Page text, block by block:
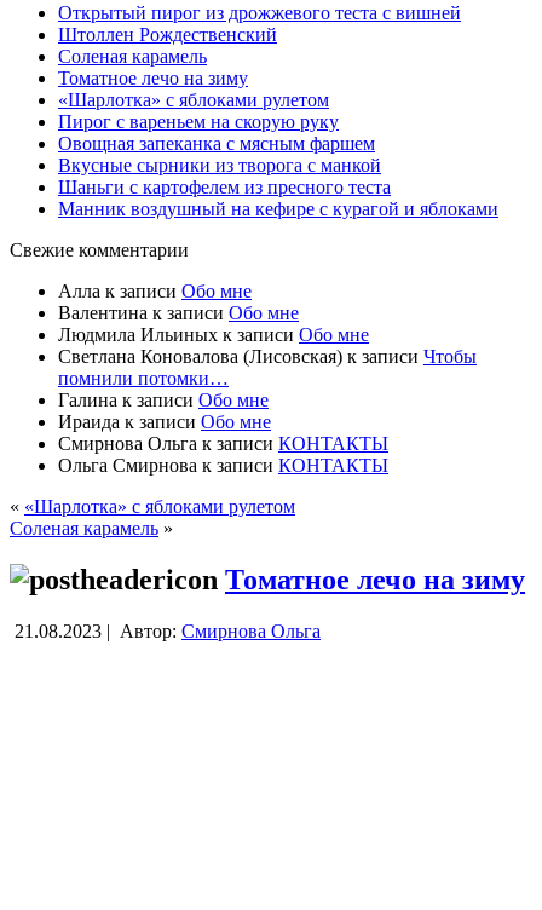
Открытый пирог из дрожжевого теста с вишней
Штоллен Рождественский
Соленая карамель
Томатное лечо на зиму
«Шарлотка» с яблоками рулетом
Пирог с вареньем на скорую руку
Овощная запеканка с мясным фаршем
Вкусные сырники из творога с манкой
Шаньги с картофелем из пресного теста
Манник воздушный на кефире с курагой и яблоками
Свежие комментарии
Алла к записи Обо мне
Валентина к записи Обо мне
Людмила Ильиных к записи Обо мне
Светлана Коновалова (Лисовская) к записи Чтобы
помнили потомки…
Галина к записи Обо мне
Ираида к записи Обо мне
Смирнова Ольга к записи КОНТАКТЫ
Ольга Смирнова к записи КОНТАКТЫ
« «Шарлотка» с яблоками рулетом
Соленая карамель »
Томатное лечо на зиму
21.08.2023 | Автор: Смирнова Ольга